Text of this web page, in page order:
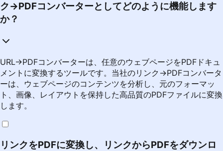
ク→PDFコンバーターとしてどのように機能します
か？
URL→PDFコンバーターは、任意のウェブページをPDFドキュ
メントに変換するツールです。当社のリンク→PDFコンバータ
ーは、ウェブページのコンテンツを分析し、元のフォーマッ
ト、画像、レイアウトを保持した高品質のPDFファイルに変換
します。
リンクをPDFに変換し、リンクからPDFをダウンロ